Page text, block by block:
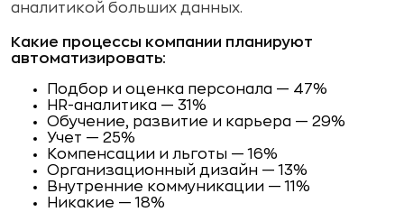
аналитикой больших данных.
Какие процессы компании планируют
автоматизировать:
Подбор и оценка персонала — 47%
HR-аналитика — 31%
Обучение, развитие и карьера — 29%
Учет — 25%
Компенсации и льготы — 16%
Организационный дизайн — 13%
Внутренние коммуникации — 11%
Никакие — 18%